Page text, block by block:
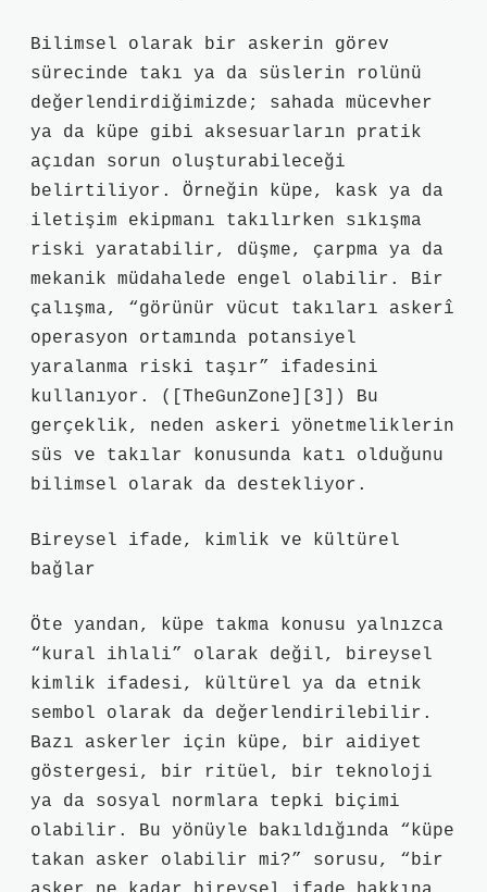
Bilimsel olarak bir askerin görev
sürecinde takı ya da süslerin rolünü
değerlendirdiğimizde; sahada mücevher
ya da küpe gibi aksesuarların pratik
açıdan sorun oluşturabileceği
belirtiliyor. Örneğin küpe, kask ya da
iletişim ekipmanı takılırken sıkışma
riski yaratabilir, düşme, çarpma ya da
mekanik müdahalede engel olabilir. Bir
çalışma, “görünür vücut takıları askerî
operasyon ortamında potansiyel
yaralanma riski taşır” ifadesini
kullanıyor. ([TheGunZone][3]) Bu
gerçeklik, neden askeri yönetmeliklerin
süs ve takılar konusunda katı olduğunu
bilimsel olarak da destekliyor.
Bireysel ifade, kimlik ve kültürel
bağlar
Öte yandan, küpe takma konusu yalnızca
“kural ihlali” olarak değil, bireysel
kimlik ifadesi, kültürel ya da etnik
sembol olarak da değerlendirilebilir.
Bazı askerler için küpe, bir aidiyet
göstergesi, bir ritüel, bir teknoloji
ya da sosyal normlara tepki biçimi
olabilir. Bu yönüyle bakıldığında “küpe
takan asker olabilir mi?” sorusu, “bir